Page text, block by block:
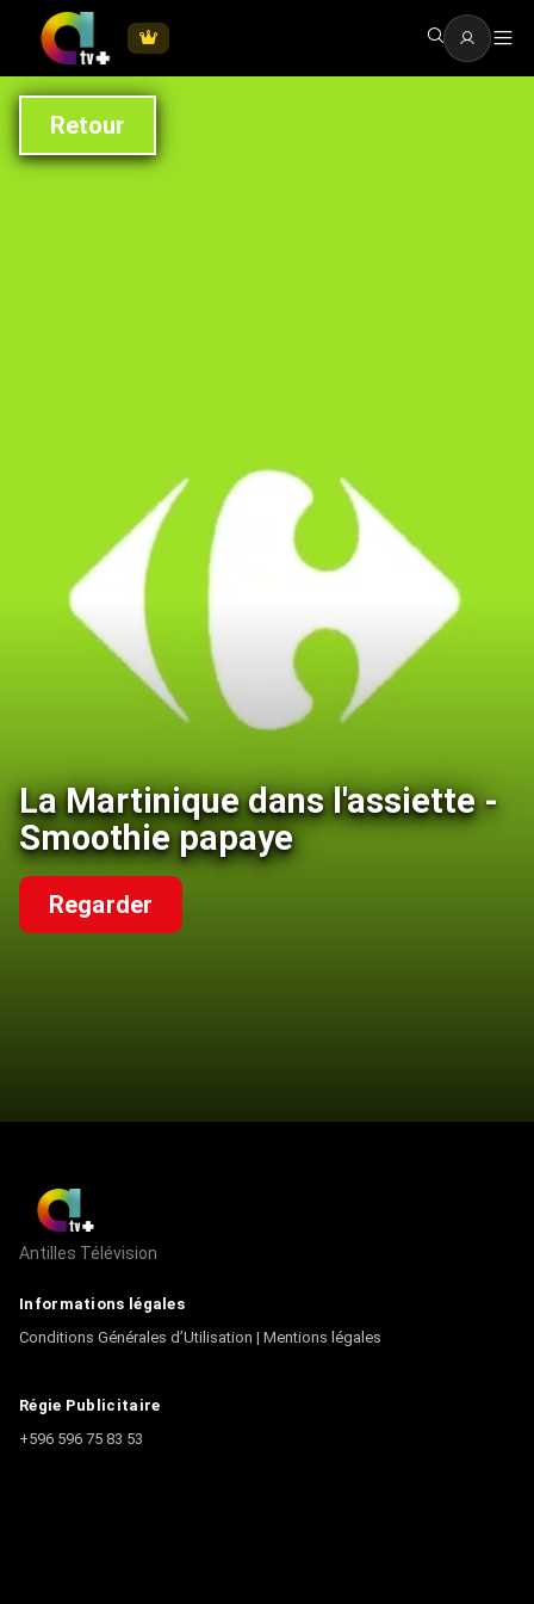
Retour
La Martinique dans l'assiette -
Smoothie papaye
Regarder
Antilles Télévision
Informations légales
Conditions Générales d’Utilisation | Mentions légales
Régie Publicitaire
+596 596 75 83 53